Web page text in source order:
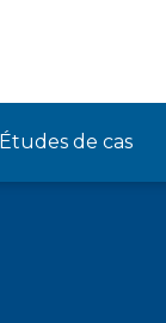
Études de cas